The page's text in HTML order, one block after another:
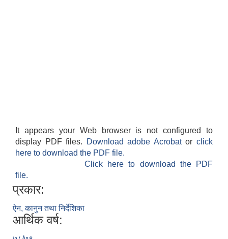
It appears your Web browser is not configured to
display PDF files.
Download adobe Acrobatorclick
here to download the PDF file.
Click here to download the PDF
file.
प्रकार:
ऐन, कानुन तथा निर्देशिका
आर्थिक वर्ष: